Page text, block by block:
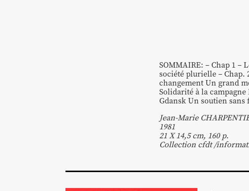
SOMMAIRE: – Chap 1 –
société plurielle – Chap.
changement Un grand
Solidarité à la campagne
Gdansk Un soutien sans
Jean-Marie
1981
21 X 14,5 cm, 160 p.
Collection cfdt /